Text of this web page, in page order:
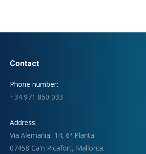
Contact
Phone number:
+34 971 850 033
Address:
Via Alemania, 14, 6ª Planta
07458 Ca'n Picafort, Mallorca